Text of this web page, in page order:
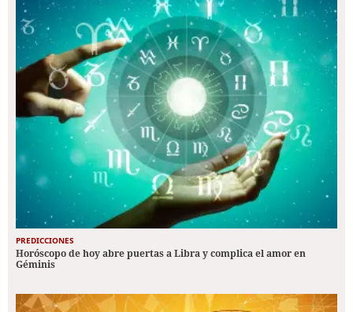
PREDICCIONES
Horóscopo de hoy abre puertas a Libra y complica el amor en
Géminis